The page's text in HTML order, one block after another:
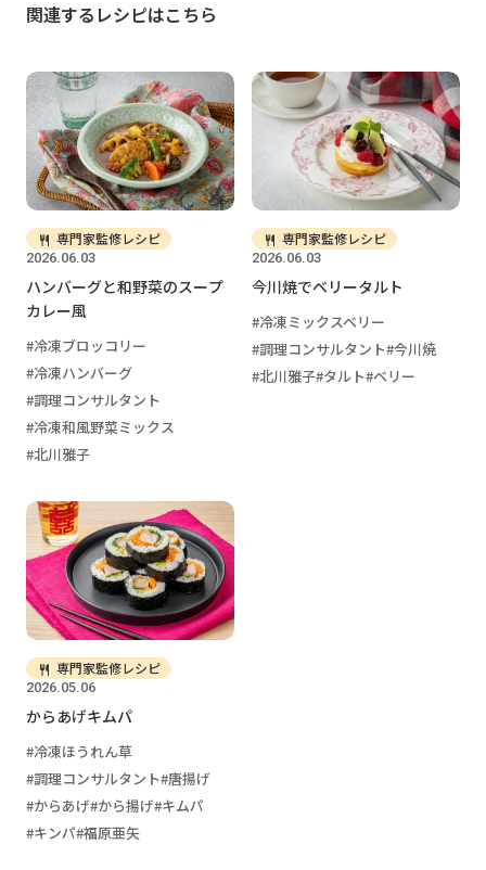
関連するレシピはこちら
2026.06.03
専門家監修レシピ
ハンバーグと和野菜のスープ
カレー風
冷凍ブロッコリー
冷凍ハンバーグ
調理コンサルタント
冷凍和風野菜ミックス
北川雅子
2026.06.03
専門家監修レシピ
今川焼でベリータルト
冷凍ミックスベリー
調理コンサルタント 今川焼
北川雅子 タルト ベリー
2026.05.06
専門家監修レシピ
からあげキムパ
冷凍ほうれん草
調理コンサルタント 唐揚げ
からあげ から揚げ キムパ
キンパ 福原亜矢